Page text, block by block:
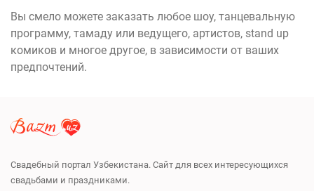
Вы смело можете заказать любое шоу, танцевальную
программу, тамаду или ведущего, артистов, stand up
комиков и многое другое, в зависимости от ваших
предпочтений.
Свадебный портал Узбекистана. Сайт для всех интересующихся
свадьбами и праздниками.